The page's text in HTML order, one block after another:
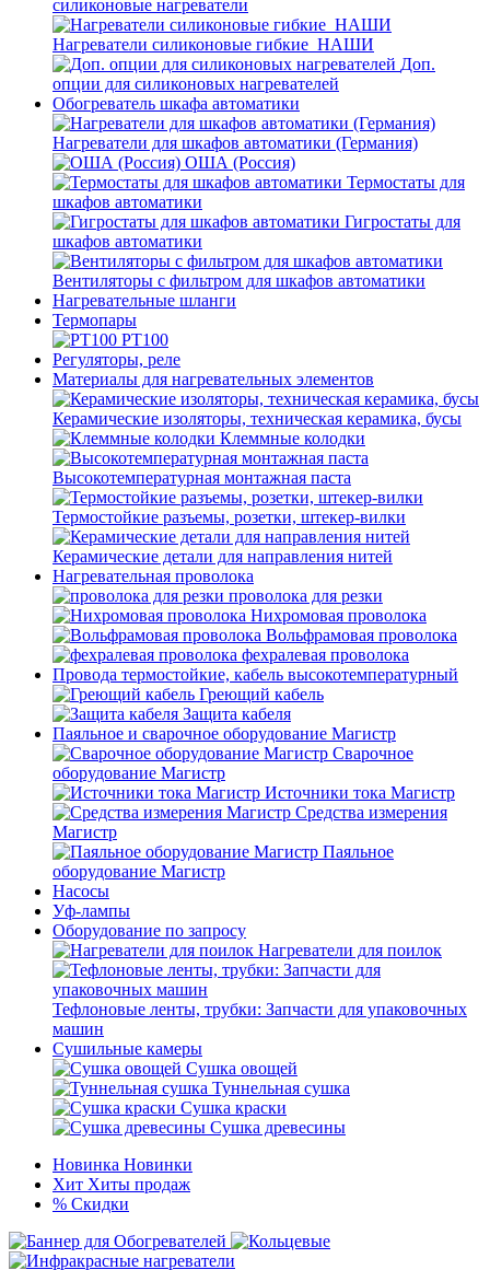
силиконовые нагреватели
Нагреватели силиконовые гибкие_НАШИ
Доп.
опции для силиконовых нагревателей
Обогреватель шкафа автоматики
Нагреватели для шкафов автоматики (Германия)
ОША (Россия)
Термостаты для
шкафов автоматики
Гигростаты для
шкафов автоматики
Вентиляторы с фильтром для шкафов автоматики
Нагревательные шланги
Термопары
PT100
Регуляторы, реле
Материалы для нагревательных элементов
Керамические изоляторы, техническая керамика, бусы
Клеммные колодки
Высокотемпературная монтажная паста
Термостойкие разъемы, розетки, штекер-вилки
Керамические детали для направления нитей
Нагревательная проволока
проволока для резки
Нихромовая проволока
Вольфрамовая проволока
фехралевая проволока
Провода термостойкие, кабель высокотемпературный
Греющий кабель
Защита кабеля
Паяльное и сварочное оборудование Магистр
Сварочное
оборудование Магистр
Источники тока Магистр
Средства измерения
Магистр
Паяльное
оборудование Магистр
Насосы
Уф-лампы
Оборудование по запросу
Нагреватели для поилок
Тефлоновые ленты, трубки: Запчасти для упаковочных
машин
Сушильные камеры
Сушка овощей
Туннельная сушка
Сушка краски
Сушка древесины
Новинка Новинки
Хит Хиты продаж
% Скидки